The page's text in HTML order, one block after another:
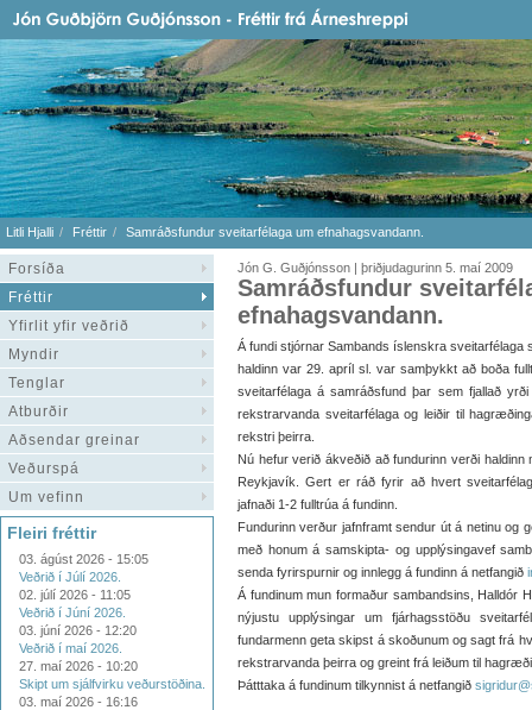
Litli Hjalli Fréttir Samráðsfundur sveitarfélaga um efnahagsvandann.
Forsíða
Fréttir
Yfirlit yfir veðrið
Myndir
Tenglar
Atburðir
Aðsendar greinar
Veðurspá
Um vefinn
Fleiri fréttir
03. ágúst 2026 - 15:05
Veðrið í Júlí 2026.
02. júlí 2026 - 11:05
Veðrið í Júní 2026.
03. júní 2026 - 12:20
Veðrið í maí 2026.
27. maí 2026 - 10:20
Skipt um sjálfvirku veðurstöðina.
03. maí 2026 - 16:16
Jón G. Guðjónsson | þriðjudagurinn 5. maí 2009
Samráðsfundur
efnahagsvandann.
Á fundi stjórnar Sambands íslenskra sveitarfélaga
haldinn var 29. apríl sl. var samþykkt að boða
sveitarfélaga á samráðsfund þar sem fjallað yrði
rekstrarvanda sveitarfélaga og leiðir til
rekstri þeirra.
Nú hefur verið ákveðið að fundurinn verði
Reykjavík. Gert er ráð fyrir að hvert
jafnaði 1-2 fulltrúa á fundinn.
Fundurinn verður jafnframt sendur út á netinu og
með honum á samskipta- og upplýsingavef
senda fyrirspurnir og innlegg á fundinn á netfangið
Á fundinum mun formaður sambandsins, Halldór
nýjustu upplýsingar um fjárhagsstöðu
fundarmenn geta skipst á skoðunum og sagt frá
rekstrarvanda þeirra og greint frá leiðum til
Þátttaka á fundinum tilkynnist á netfangið